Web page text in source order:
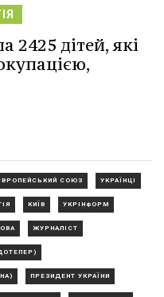
2425 дітей, які
СОЮЗ УКРАЇНЦІ
КИЇВ УКРІНФОРМ
ЖУРНАЛІСТ
ПРЕЗИДЕНТ УКРАЇНИ